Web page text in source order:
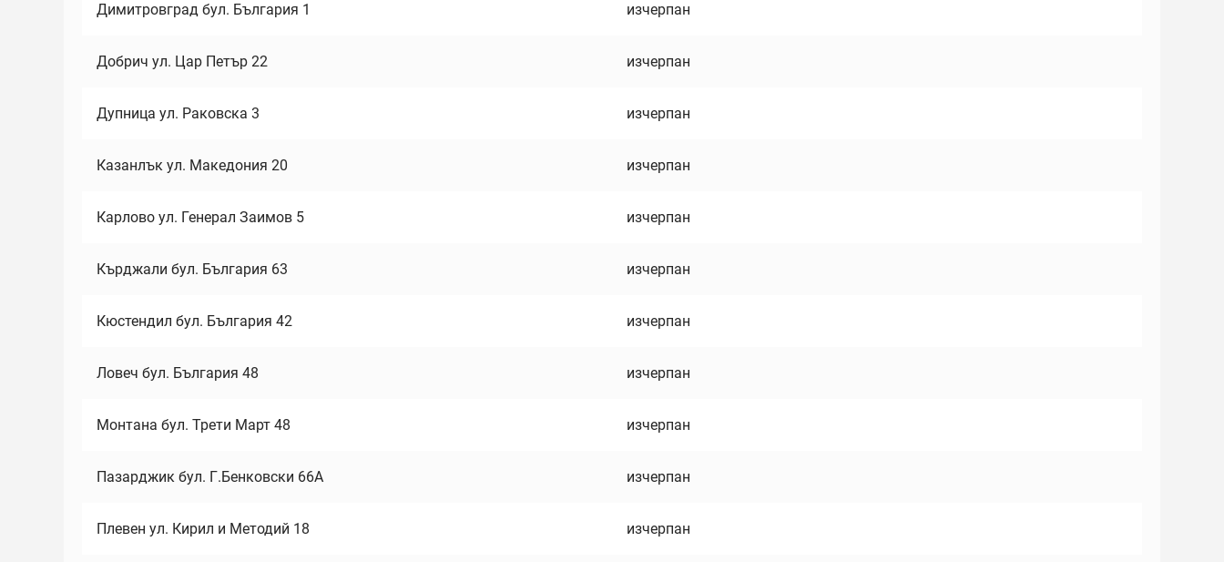
Димитровград бул. България 1 изчерпан
Добрич ул. Цар Петър 22 изчерпан
Дупница ул. Раковска 3 изчерпан
Казанлък ул. Македония 20 изчерпан
Карлово ул. Генерал Заимов 5 изчерпан
Кърджали бул. България 63 изчерпан
Кюстендил бул. България 42 изчерпан
Ловеч бул. България 48 изчерпан
Монтана бул. Трети Март 48 изчерпан
Пазарджик бул. Г.Бенковски 66А изчерпан
Плевен ул. Кирил и Методий 18 изчерпан